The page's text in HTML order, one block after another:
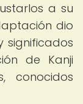
a su
dio
significados
de Kanji
conocidos